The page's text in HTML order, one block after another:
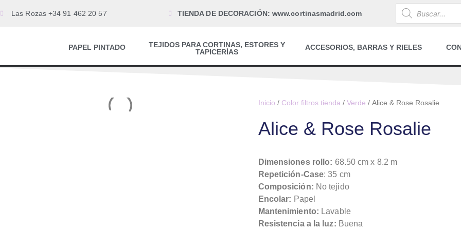
Las Rozas +34 91 462 20 57 TIENDA DE DECORACIÓN: www.cortinasmadrid.com
PAPEL PINTADO
TEJIDOS PARA CORTINAS, ESTORES Y
TAPICERÍAS
ACCESORIOS, BARRAS Y RIELES
Inicio / Color filtros tienda / Verde / Alice & Rose Rosalie
Alice & Rose Rosalie
Dimensiones rollo: 68.50 cm x 8.2 m
Repetición-Case: 35 cm
Composición: No tejido
Encolar: Papel
Mantenimiento: Lavable
Resistencia a la luz: Buena